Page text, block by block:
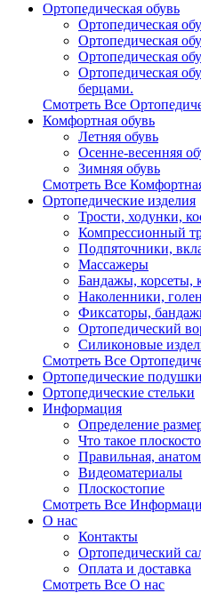
Ортопедическая обувь
Ортопедическая
Ортопедическая
Ортопедическая
Ортопедическая
берцами.
Смотреть Все
Комфортная обувь
Летняя обувь
Осенне-весенняя
Зимняя обувь
Смотреть Все
Ортопедические изделия
Трости, ходунки,
Компрессионный
Подпяточники,
Массажеры
Бандажы, корсеты,
Наколенники,
Фиксаторы,
Ортопедический
Силиконовые
Смотреть Все
Ортопедические подушки
Ортопедические стельки
Информация
Определение
Что такое
Правильная,
Видеоматериалы
Плоскостопие
Смотреть Все
О нас
Контакты
Ортопедический
Оплата и доставка
Смотреть Все О нас